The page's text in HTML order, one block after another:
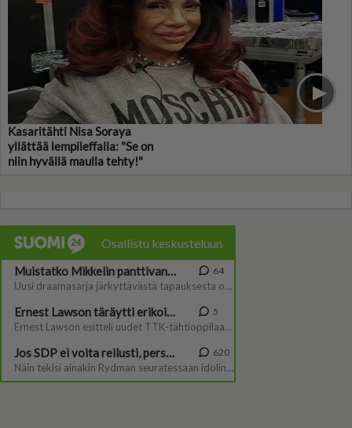
Kasaritähti Nisa Soraya
yllättää lempileffalla: "Se on
niin hyvällä maulla tehty!"